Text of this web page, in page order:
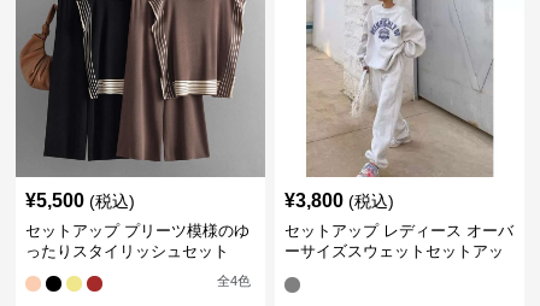
¥5,500 (税込)
セットアップ プリーツ模様のゆ
ったりスタイリッシュセット
全4色
¥3,800 (税込)
セットアップ レディース オーバ
ーサイズスウェットセットアッ